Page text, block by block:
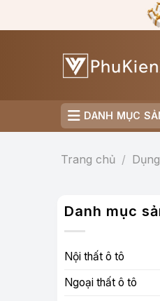
qua
DANH MỤC
Trang chủ /
Danh mục
Nội thất ô tô
Ngoại thất ô tô